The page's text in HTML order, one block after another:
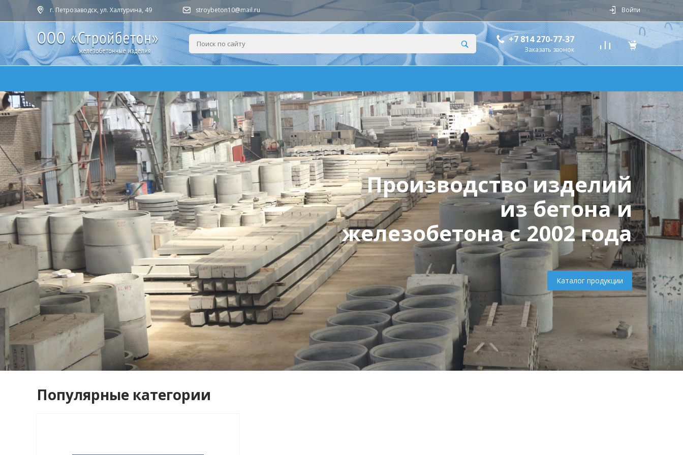
г. Петрозаводск, ул. Халтурина, 49 stroybeton10@mail.ru Войти
+7 814 270-77-37
Заказать звонок
Производство изделий
из бетона и
железобетона с 2002 года
Каталог продукции
Популярные категории